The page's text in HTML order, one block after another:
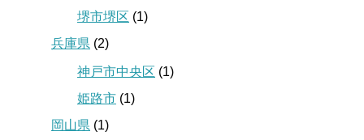
堺市堺区 (1)
兵庫県 (2)
神戸市中央区 (1)
姫路市 (1)
岡山県 (1)